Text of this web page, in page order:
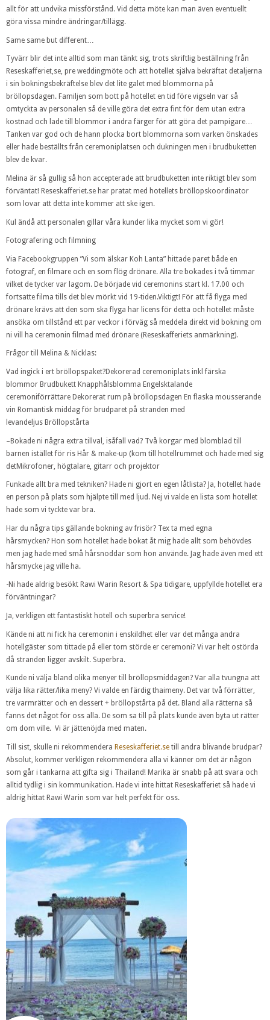
allt för att undvika missförstånd. Vid detta möte kan man även eventuellt
göra vissa mindre ändringar/tillägg.
Same same but different…
Tyvärr blir det inte alltid som man tänkt sig, trots skriftlig beställning från
Reseskafferiet,se, pre weddingmöte och att hotellet själva bekräftat detaljerna
i sin bokningsbekräftelse blev det lite galet med blommorna på
bröllopsdagen. Familjen som bott på hotellet en tid före vigseln var så
omtyckta av personalen så de ville göra det extra fint för dem utan extra
kostnad och lade till blommor i andra färger för att göra det pampigare…
Tanken var god och de hann plocka bort blommorna som varken önskades
eller hade beställts från ceremoniplatsen och dukningen men i brudbuketten
blev de kvar.
Melina är så gullig så hon accepterade att brudbuketten inte riktigt blev som
förväntat! Reseskafferiet.se har pratat med hotellets bröllopskoordinator
som lovar att detta inte kommer att ske igen.
Kul ändå att personalen gillar våra kunder lika mycket som vi gör!
Fotografering och filmning
Via Facebookgruppen ”Vi som älskar Koh Lanta” hittade paret både en
fotograf, en filmare och en som flög drönare. Alla tre bokades i två timmar
vilket de tycker var lagom. De började vid ceremonins start kl. 17.00 och
fortsatte filma tills det blev mörkt vid 19-tiden.Viktigt! För att få flyga med
drönare krävs att den som ska flyga har licens för detta och hotellet måste
ansöka om tillstånd ett par veckor i förväg så meddela direkt vid bokning om
ni vill ha ceremonin filmad med drönare (Reseskafferiets anmärkning).
Frågor till Melina & Nicklas:
Vad ingick i ert bröllopspaket?Dekorerad ceremoniplats inkl färska
blommor Brudbukett Knapphålsblomma Engelsktalande
ceremoniförrättare Dekorerat rum på bröllopsdagen En flaska mousserande
vin Romantisk middag för brudparet på stranden med
levandeljus Bröllopstårta
–Bokade ni några extra tillval, isåfall vad? Två korgar med blomblad till
barnen istället för ris Hår & make-up (kom till hotellrummet och hade med sig
detMikrofoner, högtalare, gitarr och projektor
Funkade allt bra med tekniken? Hade ni gjort en egen låtlista? Ja, hotellet hade
en person på plats som hjälpte till med ljud. Nej vi valde en lista som hotellet
hade som vi tyckte var bra.
Har du några tips gällande bokning av frisör? Tex ta med egna
hårsmycken? Hon som hotellet hade bokat åt mig hade allt som behövdes
men jag hade med små hårsnoddar som hon använde. Jag hade även med ett
hårsmycke jag ville ha.
-Ni hade aldrig besökt Rawi Warin Resort & Spa tidigare, uppfyllde hotellet era
förväntningar?
Ja, verkligen ett fantastiskt hotell och superbra service!
Kände ni att ni fick ha ceremonin i enskildhet eller var det många andra
hotellgäster som tittade på eller tom störde er ceremoni? Vi var helt ostörda
då stranden ligger avskilt. Superbra.
Kunde ni välja bland olika menyer till bröllopsmiddagen? Var alla tvungna att
välja lika rätter/lika meny? Vi valde en färdig thaimeny. Det var två förrätter,
tre varmrätter och en dessert + bröllopstårta på det. Bland alla rätterna så
fanns det något för oss alla. De som sa till på plats kunde även byta ut rätter
om dom ville. Vi är jättenöjda med maten.
Till sist, skulle ni rekommendera Reseskafferiet.se till andra blivande brudpar?
Absolut, kommer verkligen rekommendera alla vi känner om det är någon
som går i tankarna att gifta sig i Thailand! Marika är snabb på att svara och
alltid tydlig i sin kommunikation. Hade vi inte hittat Reseskafferiet så hade vi
aldrig hittat Rawi Warin som var helt perfekt för oss.